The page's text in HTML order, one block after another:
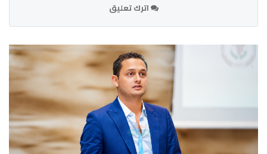
اترك تعليق